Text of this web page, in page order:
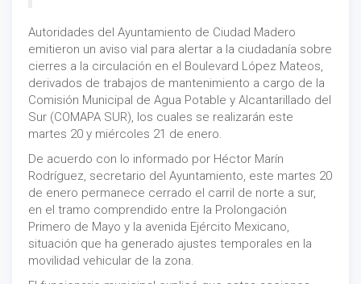
Autoridades del Ayuntamiento de Ciudad Madero
emitieron un aviso vial para alertar a la ciudadanía sobre
cierres a la circulación en el Boulevard López Mateos,
derivados de trabajos de mantenimiento a cargo de la
Comisión Municipal de Agua Potable y Alcantarillado del
Sur (COMAPA SUR), los cuales se realizarán este
martes 20 y miércoles 21 de enero.
De acuerdo con lo informado por Héctor Marín
Rodríguez, secretario del Ayuntamiento, este martes 20
de enero permanece cerrado el carril de norte a sur,
en el tramo comprendido entre la Prolongación
Primero de Mayo y la avenida Ejército Mexicano,
situación que ha generado ajustes temporales en la
movilidad vehicular de la zona.